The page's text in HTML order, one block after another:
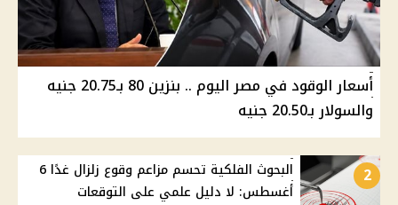
أسعار الوقود في مصر اليوم .. بنزين 80 بـ20.75 جنيه
والسولار بـ20.50 جنيه
2
البحوث الفلكية تحسم مزاعم وقوع زلزال غدًا 6
أغسطس: لا دليل علمي على التوقعات